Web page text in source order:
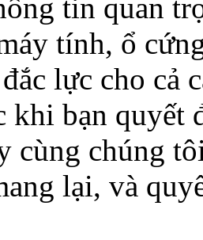
tin quan
tính, ổ
lực cho cả
khi bạn quyết
cùng chúng
lại, và